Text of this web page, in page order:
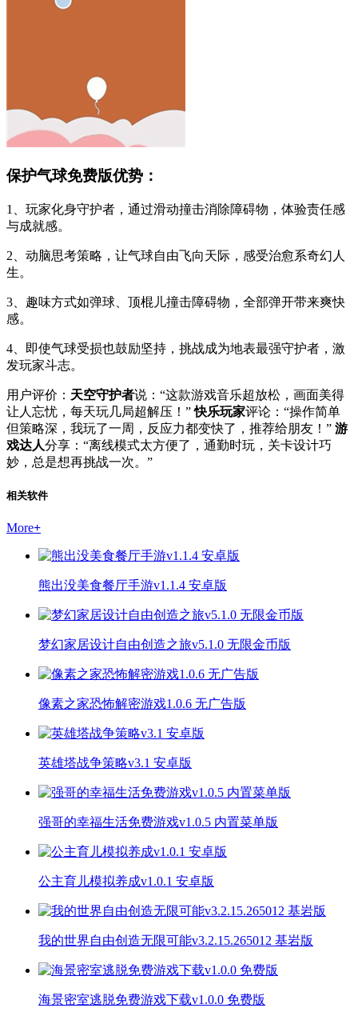
保护气球免费版优势：
1、玩家化身守护者，通过滑动撞击消除障碍物，体验责任感
与成就感。
2、动脑思考策略，让气球自由飞向天际，感受治愈系奇幻人
生。
3、趣味方式如弹球、顶棍儿撞击障碍物，全部弹开带来爽快
感。
4、即使气球受损也鼓励坚持，挑战成为地表最强守护者，激
发玩家斗志。
用户评价： 天空守护者说：“这款游戏音乐超放松，画面美得
让人忘忧，每天玩几局超解压！”快乐玩家评论：“操作简单
但策略深，我玩了一周，反应力都变快了，推荐给朋友！” 游
戏达人分享：“离线模式太方便了，通勤时玩，关卡设计巧
妙，总是想再挑战一次。”
相关软件
More+
熊出没美食餐厅手游v1.1.4 安卓版
梦幻家居设计自由创造之旅v5.1.0 无限金币版
像素之家恐怖解密游戏1.0.6 无广告版
英雄塔战争策略v3.1 安卓版
强哥的幸福生活免费游戏v1.0.5 内置菜单版
公主育儿模拟养成v1.0.1 安卓版
我的世界自由创造无限可能v3.2.15.265012 基岩版
海景密室逃脱免费游戏下载v1.0.0 免费版